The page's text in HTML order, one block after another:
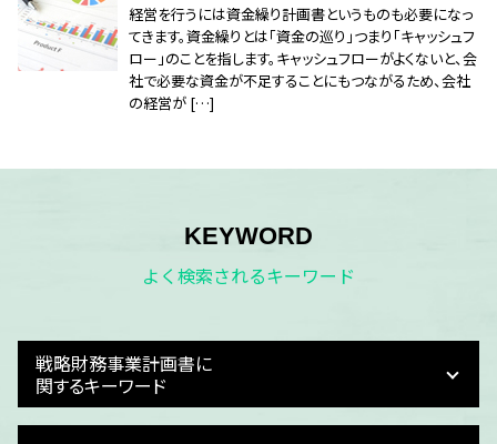
経営を行うには資金繰り計画書というものも必要になっ
てきます。資金繰りとは「資金の巡り」つまり「キャッシュフ
ロー」のことを指します。キャッシュフローがよくないと、会
社で必要な資金が不足することにもつながるため、会社
の経営が […]
KEYWORD
よく検索されるキーワード
戦略財務事業計画書に
関するキーワード